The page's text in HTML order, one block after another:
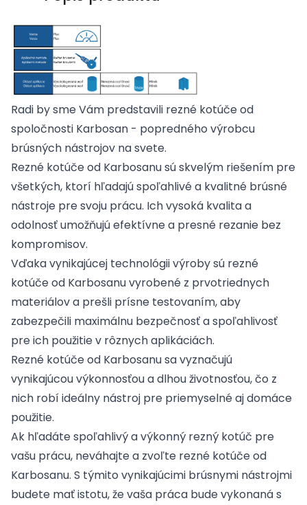
Radi by sme Vám predstavili rezné kotúče od
spoločnosti Karbosan - popredného výrobcu
brúsných nástrojov na svete.
Rezné kotúče od Karbosanu sú skvelým riešením pre
všetkých, ktorí hľadajú spoľahlivé a kvalitné brúsné
nástroje pre svoju prácu. Ich vysoká kvalita a
odolnosť umožňujú efektívne a presné rezanie bez
kompromisov.
Vďaka vynikajúcej technológii výroby sú rezné
kotúče od Karbosanu vyrobené z prvotriednych
materiálov a prešli prísne testovaním, aby
zabezpečili maximálnu bezpečnosť a spoľahlivosť
pre ich použitie v rôznych aplikáciách.
Rezné kotúče od Karbosanu sa vyznačujú
vynikajúcou výkonnosťou a dlhou životnosťou, čo z
nich robí ideálny nástroj pre priemyselné aj domáce
použitie.
Ak hľadáte spoľahlivý a výkonný rezný kotúč pre
vašu prácu, neváhajte a zvoľte rezné kotúče od
Karbosanu. S týmito vynikajúcimi brúsnymi nástrojmi
budete mať istotu, že vaša práca bude vykonaná s